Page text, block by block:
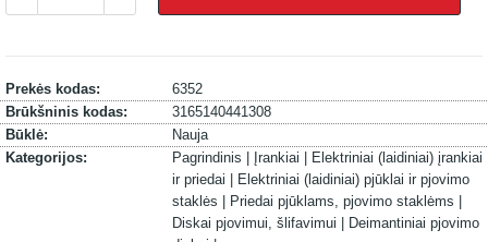
Prekės kodas:
6352
Brūkšninis kodas:
3165140441308
Būklė:
Nauja
Kategorijos:
Pagrindinis | Įrankiai |
Elektriniai (laidiniai) įrankiai
ir priedai |
Elektriniai (laidiniai) pjūklai ir pjovimo
staklės |
Priedai pjūklams, pjovimo staklėms |
Diskai pjovimui, šlifavimui |
Deimantiniai pjovimo